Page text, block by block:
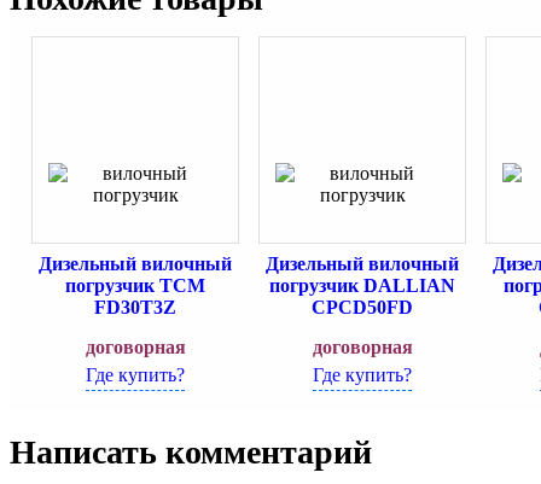
Дизельный вилочный
погрузчик TCM
FD30T3Z
договорная
Где купить?
Дизельный вилочный
погрузчик DALLIAN
CPCD50FD
договорная
Где купить?
Написать комментарий